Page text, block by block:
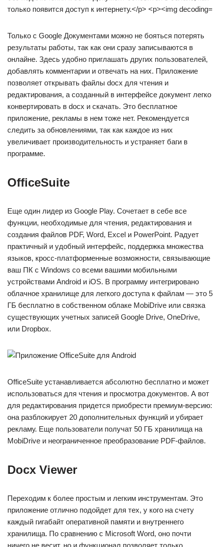
Только с Google Документами можно не бояться потерять
результаты работы, так как они сразу записываются в
онлайне. Здесь удобно приглашать других пользователей,
добавлять комментарии и отвечать на них. Приложение
позволяет открывать файлы docx для чтения и
редактирования, а созданный в интерфейсе документ легко
конвертировать в docx и скачать. Это бесплатное
приложение, рекламы в нем тоже нет. Рекомендуется
следить за обновлениями, так как каждое из них
увеличивает производительность и устраняет баги в
программе.
OfficeSuite
Еще один лидер из Google Play. Сочетает в себе все
функции, необходимые для чтения, редактирования и
создания файлов PDF, Word, Excel и PowerPoint. Радует
практичный и удобный интерфейс, поддержка множества
языков, кросс-платформенные возможности, связывающие
ваш ПК с Windows со всеми вашими мобильными
устройствами Android и iOS. В программу интегрировано
облачное хранилище для легкого доступа к файлам — это 5
ГБ бесплатно в собственном облаке MobiDrive или связка
существующих учетных записей Google Drive, OneDrive,
или Dropbox.
OfficeSuite устанавливается абсолютно бесплатно и может
использоваться для чтения и просмотра документов. А вот
для редактирования придется приобрести премиум-версию:
она разблокирует 20 дополнительных функций и убирает
рекламу. Еще пользователи получат 50 ГБ хранилища на
MobiDrive и неограниченное преобразование PDF-файлов.
Docx Viewer
Переходим к более простым и легким инструментам. Это
приложение отлично подойдет для тех, у кого на счету
каждый гигабайт оперативной памяти и внутреннего
хранилища. По сравнению с Microsoft Word, оно почти
ничего не весит, но и функционал позволяет только